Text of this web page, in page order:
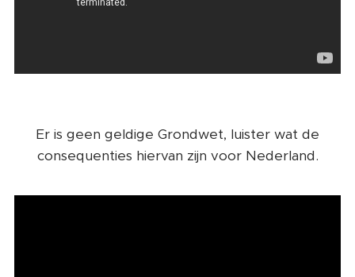
Er is geen geldige Grondwet, luister wat de
consequenties hiervan zijn voor Nederland.